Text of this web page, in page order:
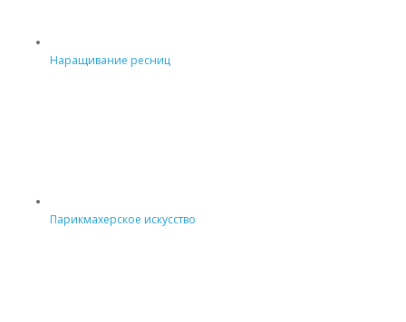
Наращивание ресниц
Парикмахерское искусство